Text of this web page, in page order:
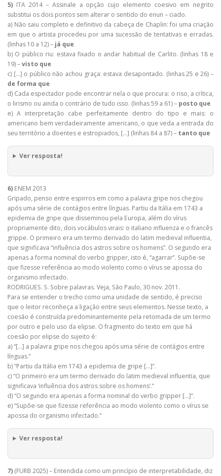
5) ITA 2014 – Assinale a opção cujo elemento coesivo em negrito
substitui os dois pontos sem alterar o sentido do enun – ciado.
a) Não saiu completo e definitivo da cabeça de Chaplin: foi uma criação
em que o artista procedeu por uma sucessão de tentativas e erradas.
(linhas 10 a 12) – já que
b) O público riu: estava fixado o andar habitual de Carlito. (linhas 18 e
19) –visto que
c) […] o público não achou graça: estava desapontado. (linhas 25 e 26) –
de forma que
d) Cada espectador pode encontrar nela o que procura: o riso, a crítica,
o lirismo ou ainda o contrário de tudo isso. (linhas 59 a 61) – posto que
e) A interpretação cabe perfeitamente dentro do tipo e mais: o
americano bem verdadeiramente americano, o que veda a entrada do
seu território a doentes e estropiados, […] (linhas 84 a 87) – tanto que
Ver resposta!
6) ENEM 2013
Gripado, penso entre espirros em como a palavra gripe nos chegou
após uma série de contágios entre línguas. Partiu da Itália em 1743 a
epidemia de gripe que disseminou pela Europa, além do vírus
propriamente dito, dois vocábulos virais: o italiano influenza e o francês
grippe. O primeiro era um termo derivado do latim medieval influentia,
que significava “influência dos astros sobre os homens”. O segundo era
apenas a forma nominal do verbo gripper, isto é, “agarrar”. Supõe-se
que fizesse referência ao modo violento como o vírus se apossa do
organismo infectado.
RODRIGUES. S. Sobre palavras. Veja, São Paulo, 30 nov. 2011.
Para se entender o trecho como uma unidade de sentido, é preciso
que o leitor reconheça a ligação entre seus elementos. Nesse texto, a
coesão é construída predominantemente pela retomada de um termo
por outro e pelo uso da elipse. O fragmento do texto em que há
coesão por elipse do sujeito é:
a) “[…] a palavra gripe nos chegou após uma série de contágios entre
línguas.”
b) “Partiu da Itália em 1743 a epidemia de gripe […]”.
c) “O primeiro era um termo derivado do latim medieval influentia, que
significava ‘influência dos astros sobre os homens’.”
d) “O segundo era apenas a forma nominal do verbo gripper […]”.
e) “Supõe-se que fizesse referência ao modo violento como o vírus se
apossa do organismo infectado.”
Ver resposta!
7) (FURB 2025) – Entendida como um princípio de interpretabilidade, diz